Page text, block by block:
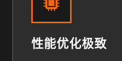
性能优化极致